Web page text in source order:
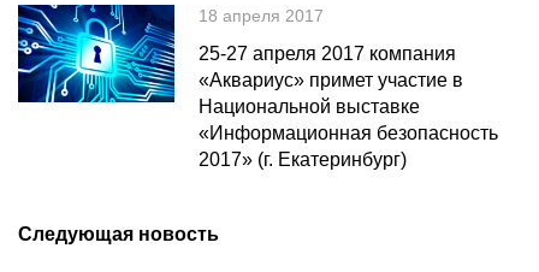
18 апреля 2017
25-27 апреля 2017 компания
«Аквариус» примет участие в
Национальной выставке
«Информационная безопасность
2017» (г. Екатеринбург)
Следующая новость